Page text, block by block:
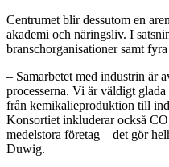
Centrumet blir dessutom en
akademi och näringsliv. I
branschorganisationer samt
– Samarbetet med industrin är
processerna. Vi är väldigt
från kemikalieproduktion till
Konsortiet inkluderar också
medelstora företag – det gör
Duwig.